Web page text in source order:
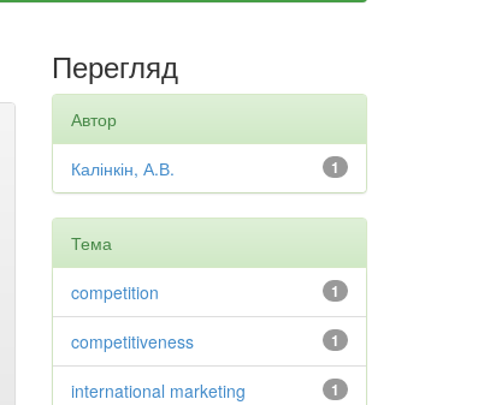
Перегляд
Автор
1
Калінкін, А.В.
Тема
1
competition
1
competitiveness
1
international marketing